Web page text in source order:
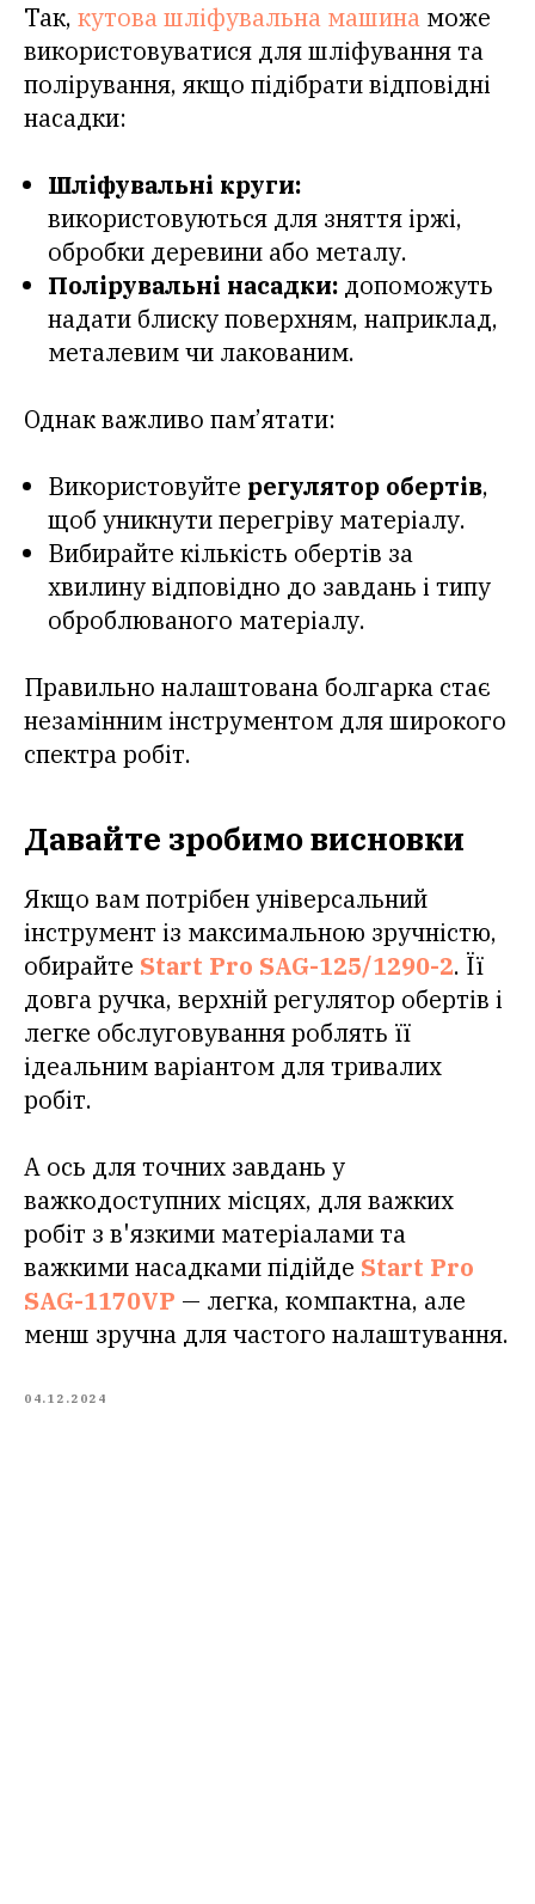
Так, кутова шліфувальна машина може
використовуватися для шліфування та
полірування, якщо підібрати відповідні
насадки:
Шліфувальні круги:
використовуються для зняття іржі,
обробки деревини або металу.
Полірувальні насадки: допоможуть
надати блиску поверхням, наприклад,
металевим чи лакованим.
Однак важливо пам’ятати:
Використовуйте регулятор обертів,
щоб уникнути перегріву матеріалу.
Вибирайте кількість обертів за
хвилину відповідно до завдань і типу
оброблюваного матеріалу.
Правильно налаштована болгарка стає
незамінним інструментом для широкого
спектра робіт.
Давайте зробимо висновки
Якщо вам потрібен універсальний
інструмент із максимальною зручністю,
обирайте Start Pro SAG-125/1290-2. Її
довга ручка, верхній регулятор обертів і
легке обслуговування роблять її
ідеальним варіантом для тривалих
робіт.
А ось для точних завдань у
важкодоступних місцях, для важких
робіт з в'язкими матеріалами та
важкими насадками підійде Start Pro
SAG-1170VP — легка, компактна, але
менш зручна для частого налаштування.
04.12.2024